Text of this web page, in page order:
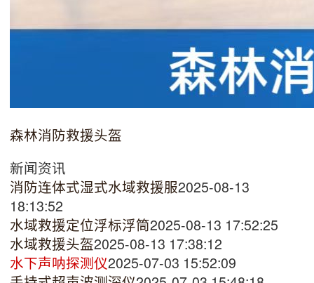
森林消防救援头盔
新闻资讯
消防连体式湿式水域救援服2025-08-13
18:13:52
水域救援定位浮标浮筒2025-08-13 17:52:25
水域救援头盔2025-08-13 17:38:12
水下声呐探测仪2025-07-03 15:52:09